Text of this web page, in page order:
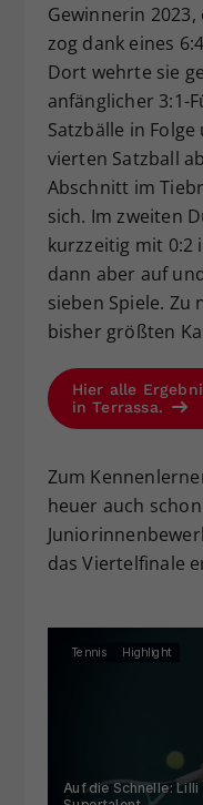
Gewinnerin
zog dank eines
Dort wehrte sie
anfänglicher 3:1-
Satzbälle in
vierten Satzball
Abschnitt im
sich. Im zweiten
kurzzeitig mit
dann aber auf
sieben Spiele. Zu
bisher größten
Hier alle
in Terrassa.
Zum
heuer auch
das Viertelfinale